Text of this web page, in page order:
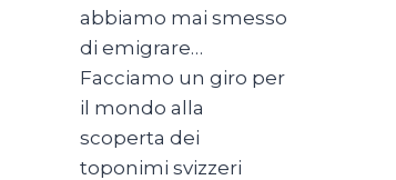
abbiamo mai smesso
di emigrare…
Facciamo un giro per
il mondo alla
scoperta dei
toponimi svizzeri